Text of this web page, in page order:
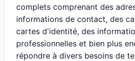
complets comprenant des
informations de contact, des
cartes d'identité, des
professionnelles et bien plus
répondre à divers besoins de